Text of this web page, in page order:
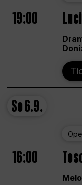
19:00
So6.9.
16:00